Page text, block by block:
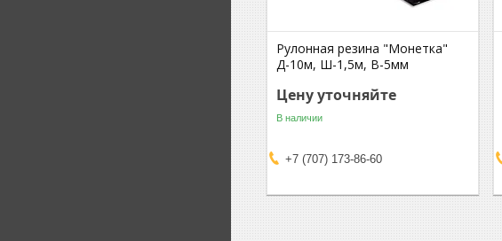
Рулонная резина "Монетка"
Д-10м, Ш-1,5м, В-5мм
Цену уточняйте
В наличии
+7 (707) 173-86-60